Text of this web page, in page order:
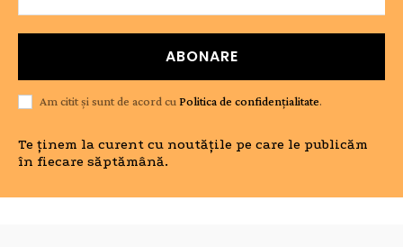
ABONARE
Am citit și sunt de acord cu Politica de confidențialitate.
Te ținem la curent cu noutățile pe care le publicăm
în fiecare săptămână.